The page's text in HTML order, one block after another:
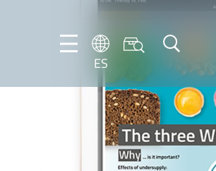
ES
DE
EN